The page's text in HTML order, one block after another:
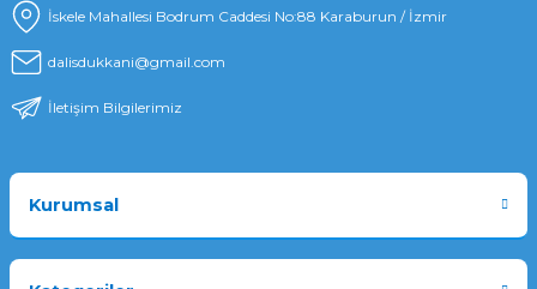
İskele Mahallesi Bodrum Caddesi No:88 Karaburun / İzmir
dalisdukkani@gmail.com
İletişim Bilgilerimiz
Kurumsal